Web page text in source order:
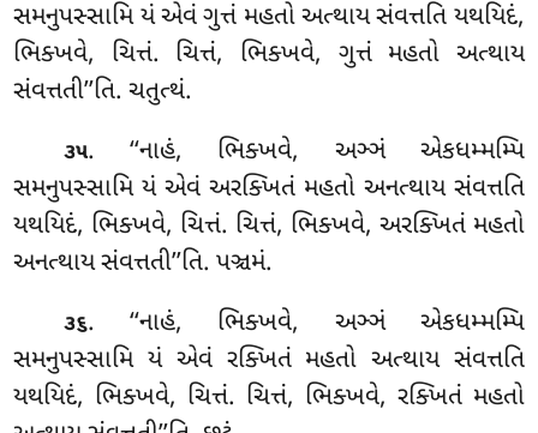
સમનુપસ્સામિ યં એવં ગુત્તં મહતો અત્થાય સંવત્તતિ યથયિદં,
ભિક્ખવે, ચિત્તં. ચિત્તં, ભિક્ખવે, ગુત્તં મહતો અત્થાય
સંવત્તતી’’તિ. ચતુત્થં.
૩૫. ‘‘નાહં, ભિક્ખવે, અઞ્ઞં એકધમ્મમ્પિ
સમનુપસ્સામિ યં એવં અરક્ખિતં મહતો અનત્થાય સંવત્તતિ
યથયિદં, ભિક્ખવે, ચિત્તં. ચિત્તં, ભિક્ખવે, અરક્ખિતં મહતો
અનત્થાય સંવત્તતી’’તિ. પઞ્ચમં.
૩૬. ‘‘નાહં, ભિક્ખવે, અઞ્ઞં એકધમ્મમ્પિ
સમનુપસ્સામિ યં એવં રક્ખિતં મહતો અત્થાય સંવત્તતિ
યથયિદં, ભિક્ખવે, ચિત્તં. ચિત્તં, ભિક્ખવે, રક્ખિતં મહતો